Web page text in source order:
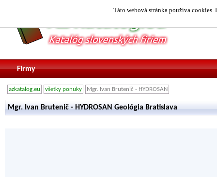
Táto webová stránka používa
Firmy
azkatalog.eu všetky ponuky Mgr. Ivan Brutenič - HYDROSAN
Mgr. Ivan Brutenič - HYDROSAN Geológia Bratislava